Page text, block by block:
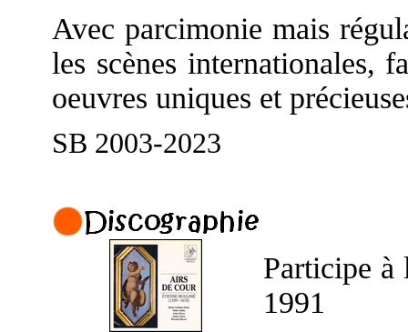
Avec parcimonie mais
les scènes internationales,
oeuvres uniques et
SB 2003-2023
Participe
1991